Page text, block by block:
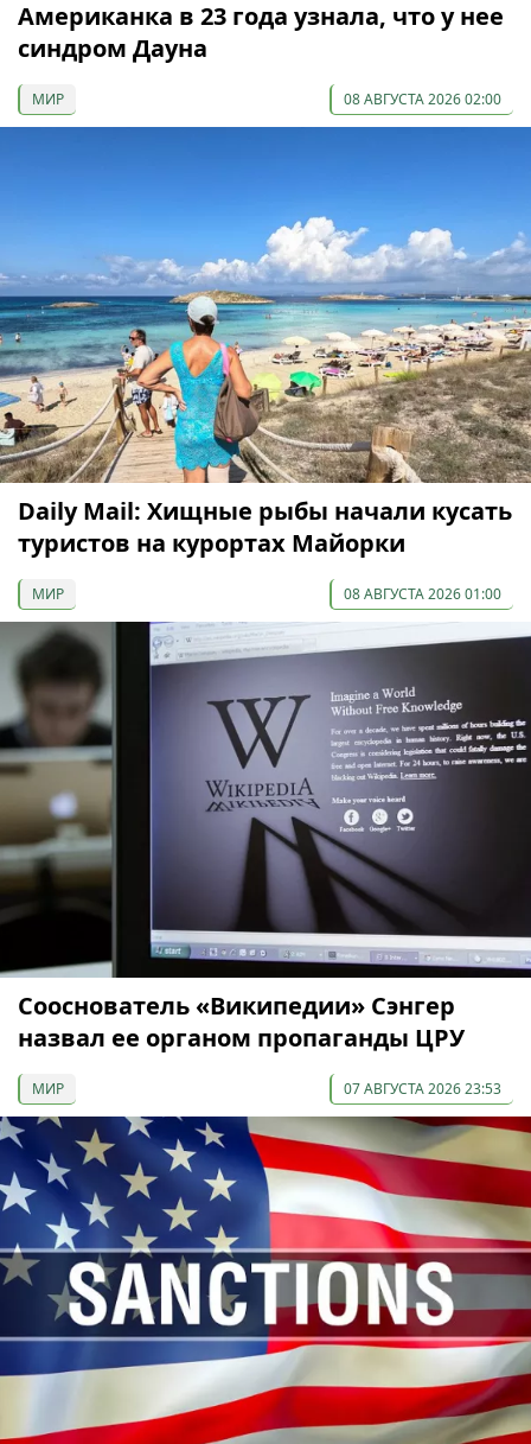
Американка в 23 года узнала, что у нее
синдром Дауна
МИР 08 АВГУСТА 2026 02:00
Daily Mail: Хищные рыбы начали кусать
туристов на курортах Майорки
МИР 08 АВГУСТА 2026 01:00
Сооснователь «Википедии» Сэнгер
назвал ее органом пропаганды ЦРУ
МИР 07 АВГУСТА 2026 23:53